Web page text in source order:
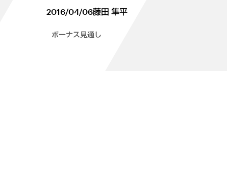
2016/04/06藤田 隼平
ボーナス見通し